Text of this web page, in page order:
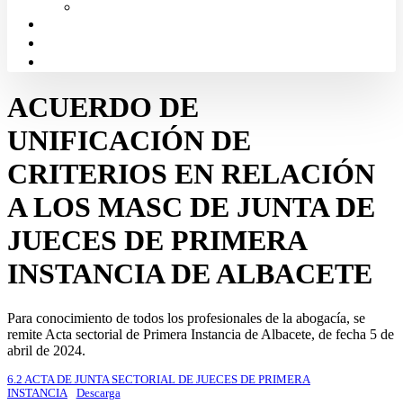
ACUERDO DE
UNIFICACIÓN DE
CRITERIOS EN RELACIÓN
A LOS MASC DE JUNTA DE
JUECES DE PRIMERA
INSTANCIA DE ALBACETE
Para conocimiento de todos los profesionales de la abogacía, se
remite Acta sectorial de Primera Instancia de Albacete, de fecha 5 de
abril de 2024.
6.2 ACTA DE JUNTA SECTORIAL DE JUECES DE PRIMERA
INSTANCIA
Descarga